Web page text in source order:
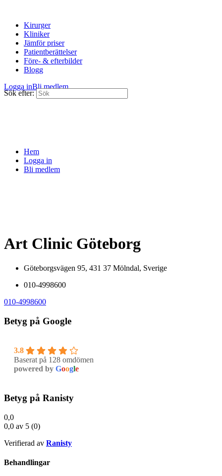
Kirurger
Kliniker
Jämför priser
Patientberättelser
Före- & efterbilder
Blogg
Logga inBli medlem
Sök efter:
Hem
Logga in
Bli medlem
Art Clinic Göteborg
Göteborgsvägen 95, 431 37 Mölndal, Sverige
010-4998600
010-4998600
Betyg på Google
3.8
Baserat på 128 omdömen
powered by Google
Betyg på Ranisty
0,0
0,0 av 5 (0)
Verifierad av Ranisty
Behandlingar